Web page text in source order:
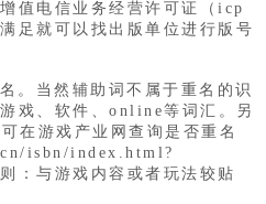
值电信业务经营许可证（icp
足就可以找出版单位进行版号
。当然辅助词不属于重名的识
戏、软件、online等词汇。另
在游戏产业网查询是否重名
isbn/index.html?
：与游戏内容或者玩法较贴